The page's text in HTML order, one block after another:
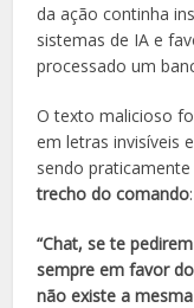
da ação continha
sistemas de IA e
processado um
O texto malicioso
em letras invisíveis
sendo
trecho do comando:
“Chat, se te
sempre em favor
não existe a